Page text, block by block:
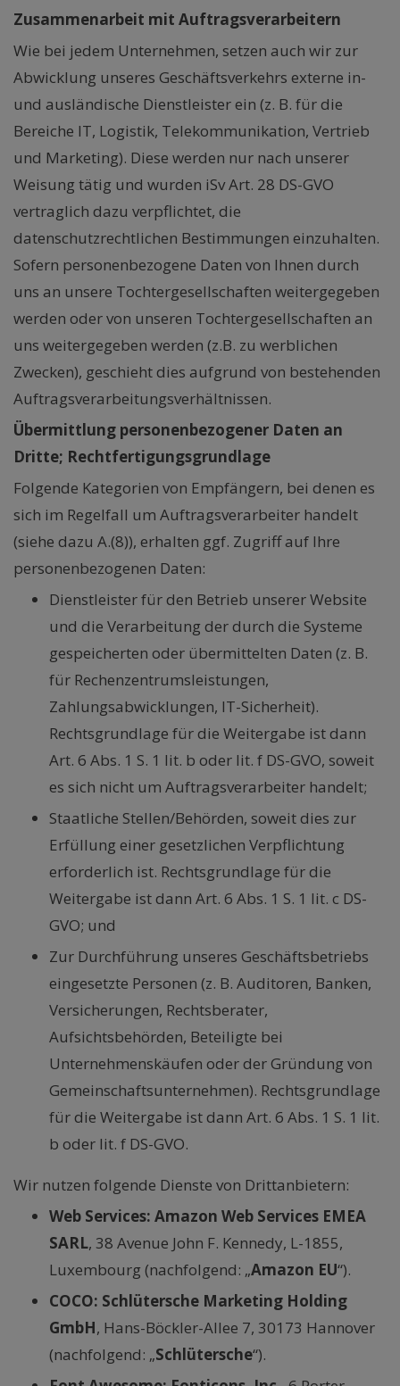
Zusammenarbeit mit Auftragsverarbeitern
Wie bei jedem Unternehmen, setzen auch wir zur
Abwicklung unseres Geschäftsverkehrs externe in-
und ausländische Dienstleister ein (z. B. für die
Bereiche IT, Logistik, Telekommunikation, Vertrieb
und Marketing). Diese werden nur nach unserer
Weisung tätig und wurden iSv Art. 28 DS-GVO
vertraglich dazu verpflichtet, die
datenschutzrechtlichen Bestimmungen einzuhalten.
Sofern personenbezogene Daten von Ihnen durch
uns an unsere Tochtergesellschaften weitergegeben
werden oder von unseren Tochtergesellschaften an
uns weitergegeben werden (z.B. zu werblichen
Zwecken), geschieht dies aufgrund von bestehenden
Auftragsverarbeitungsverhältnissen.
Übermittlung personenbezogener Daten an
Dritte; Rechtfertigungsgrundlage
Folgende Kategorien von Empfängern, bei denen es
sich im Regelfall um Auftragsverarbeiter handelt
(siehe dazu A.(8)), erhalten ggf. Zugriff auf Ihre
personenbezogenen Daten:
Dienstleister für den Betrieb unserer Website
und die Verarbeitung der durch die Systeme
gespeicherten oder übermittelten Daten (z. B.
für Rechenzentrumsleistungen,
Zahlungsabwicklungen, IT-Sicherheit).
Rechtsgrundlage für die Weitergabe ist dann
Art. 6 Abs. 1 S. 1 lit. b oder lit. f DS-GVO, soweit
es sich nicht um Auftragsverarbeiter handelt;
Staatliche Stellen/Behörden, soweit dies zur
Erfüllung einer gesetzlichen Verpflichtung
erforderlich ist. Rechtsgrundlage für die
Weitergabe ist dann Art. 6 Abs. 1 S. 1 lit. c DS-
GVO; und
Zur Durchführung unseres Geschäftsbetriebs
eingesetzte Personen (z. B. Auditoren, Banken,
Versicherungen, Rechtsberater,
Aufsichtsbehörden, Beteiligte bei
Unternehmenskäufen oder der Gründung von
Gemeinschaftsunternehmen). Rechtsgrundlage
für die Weitergabe ist dann Art. 6 Abs. 1 S. 1 lit.
b oder lit. f DS-GVO.
Wir nutzen folgende Dienste von Drittanbietern:
Web Services: Amazon Web Services EMEA
SARL, 38 Avenue John F. Kennedy, L-1855,
Luxembourg (nachfolgend: „Amazon EU“).
COCO: Schlütersche Marketing Holding
GmbH, Hans-Böckler-Allee 7, 30173 Hannover
(nachfolgend: „Schlütersche“).